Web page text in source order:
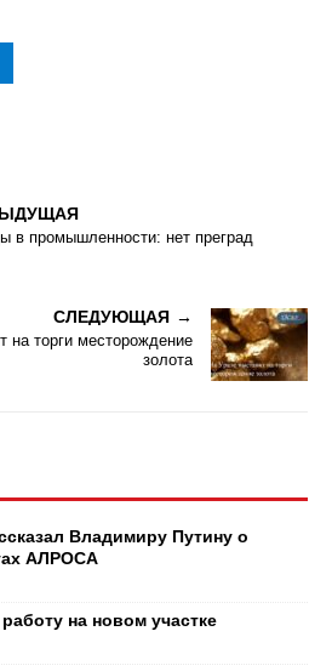
в промышленности: нет преград
СЛЕДУЮЩАЯ
на торги месторождение
золота
Владимиру Путину о
АЛРОСА
на новом участке